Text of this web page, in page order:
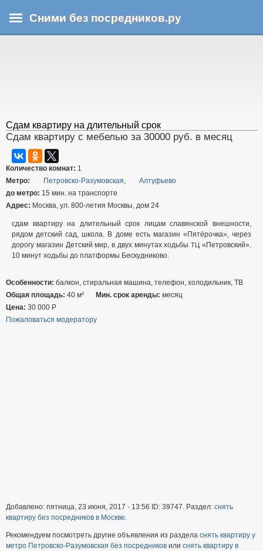
к
основному
Сними без посредников.ру
Сдам квартиру на длительный срок
Сдам квартиру с мебелью за 30000 руб. в месяц
Количество комнат: 1
Метро:
Петровско-Разумовская,
Алтуфьево
до метро: 15 мин. на транспорте
Адрес: Москва, ул. 800-летия Москвы, дом 24
сдам квартиру на длительный срок лицам славянской внешности,
рядом детский сад, школа. В доме есть магазин «Пятёрочка», через
дорогу магазин Детский мир, в двух минутах ходьбыТЦ «Петровский».
10 минут ходьбы до платформы Бескудниково.
Особенности: балкон, стиральная машина, телефон, холодильник, ТВ
Общая площадь: 40 м² Мин. срок аренды: месяц
Цена: 30 000 Р
Пожаловаться модератору
Добавлено: пятница, 23 июня, 2017 - 13:56 ID: 39747. Раздел: снять
квартиру без посредников в Москве.
Рекомендуем посмотреть другие объявления из раздела снять квартиру у
метро Петровско-Разумовская без посредников или снять квартиру в